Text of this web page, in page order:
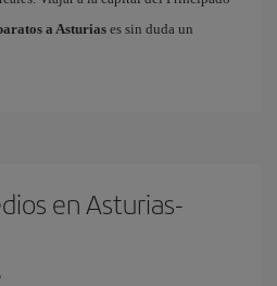
a Asturias es sin duda un
en Asturias-